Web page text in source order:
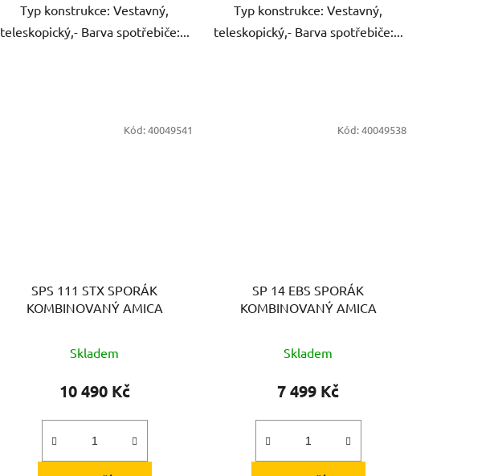
Typ konstrukce: Vestavný,
teleskopický,- Barva spotřebiče:...
Typ konstrukce: Vestavný,
teleskopický,- Barva spotřebiče:...
SPS 111 STX SPORÁK
KOMBINOVANÝ AMICA
Skladem
10 490 Kč
Kód:40049541
SP 14 EBS SPORÁK
KOMBINOVANÝ AMICA
Skladem
7 499 Kč
Kód:40049538